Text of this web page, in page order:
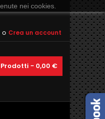
o Crea un account
Prodotti - 0,00 €
nei cookies.